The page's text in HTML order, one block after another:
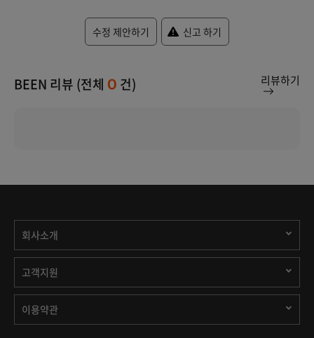
수정 제안하기 신고 하기
BEEN 리뷰 (전체 0 건) 리뷰하기
회사소개
고객지원
이용약관